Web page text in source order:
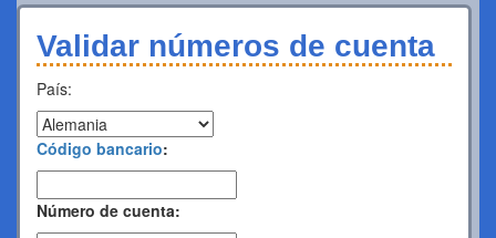
Validar números de cuenta
País:
Código bancario:
Número de cuenta: